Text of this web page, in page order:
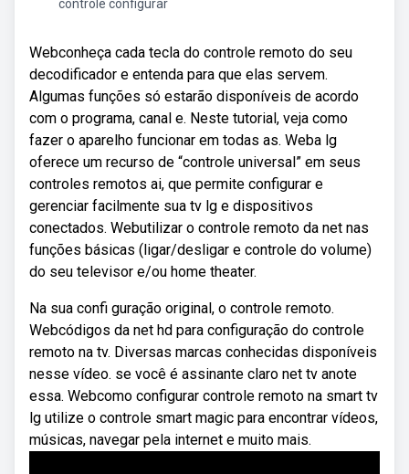
controle configurar
Webconheça cada tecla do controle remoto do seu
decodificador e entenda para que elas servem.
Algumas funções só estarão disponíveis de acordo
com o programa, canal e. Neste tutorial, veja como
fazer o aparelho funcionar em todas as. Weba lg
oferece um recurso de “controle universal” em seus
controles remotos ai, que permite configurar e
gerenciar facilmente sua tv lg e dispositivos
conectados. Webutilizar o controle remoto da net nas
funções básicas (ligar/desligar e controle do volume)
do seu televisor e/ou home theater.
Na sua confi guração original, o controle remoto.
Webcódigos da net hd para configuração do controle
remoto na tv. Diversas marcas conhecidas disponíveis
nesse vídeo. se você é assinante claro net tv anote
essa. Webcomo configurar controle remoto na smart tv
lg utilize o controle smart magic para encontrar vídeos,
músicas, navegar pela internet e muito mais.